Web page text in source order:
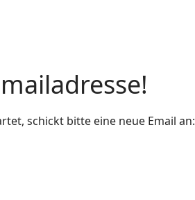
schickt bitte eine neue Email an: